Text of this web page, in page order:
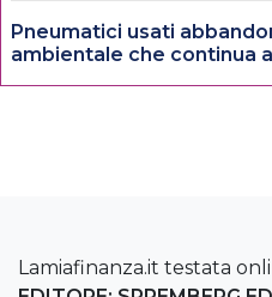
Pneumatici usati
ambientale che continua
Lamiafinanza.it testata